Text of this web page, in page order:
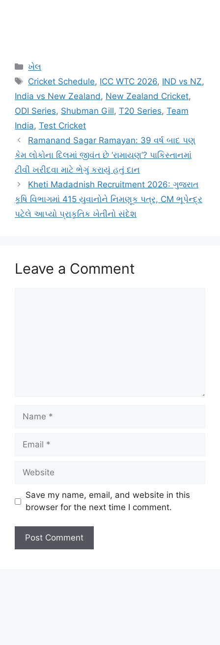
Categories
ખેલ
Tags
Cricket Schedule, ICC WTC 2026, IND vs NZ,
India vs New Zealand, New Zealand Cricket,
ODI Series, Shubman Gill, T20 Series, Team
India, Test Cricket
Ramanand Sagar Ramayan: 39 વર્ષ બાદ પણ
કેમ લોકોના દિલમાં જીવંત છે ‘રામાયણ’? પાકિસ્તાનમાં
ટીવી ખરીદવા માટે ભેગું કરાયું હતું દાન
Kheti Madadnish Recruitment 2026: ગુજરાત
કૃષિ વિભાગમાં 415 યુવાનોને નિમણૂક પત્ર, CM ભૂપેન્દ્ર
પટેલે આપ્યો પ્રાકૃતિક ખેતીનો સંદેશ
Leave a Comment
Name
Email
Website
Save my name, email, and website in this
browser for the next time I comment.